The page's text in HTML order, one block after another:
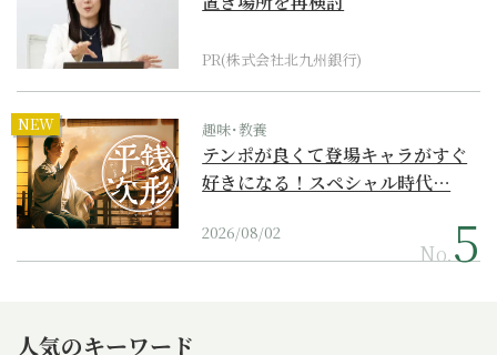
PR(株式会社北九州銀行)
NEW 趣味･教養
テンポが良くて登場キャラがすぐ
好きになる！スペシャル時代…
2026/08/02
No.
人気のキーワード